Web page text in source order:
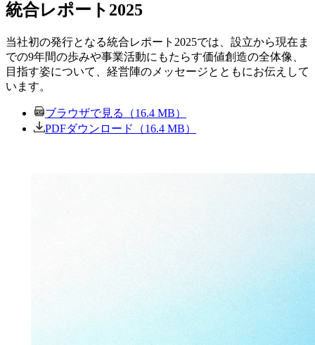
統合レポート2025
当社初の発行となる統合レポート2025では、設立から現在ま
での9年間の歩みや事業活動にもたらす価値創造の全体像、
目指す姿について、経営陣のメッセージとともにお伝えして
います。
ブラウザで見る（16.4 MB）
PDFダウンロード（16.4 MB）